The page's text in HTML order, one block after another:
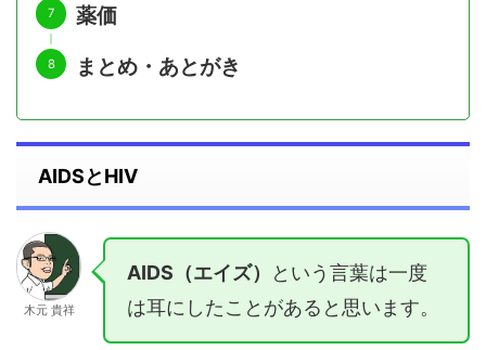
薬価
まとめ・あとがき
AIDSとHIV
木元 貴祥
AIDS（エイズ）
という言葉は一度
は耳にしたことがあると思います。